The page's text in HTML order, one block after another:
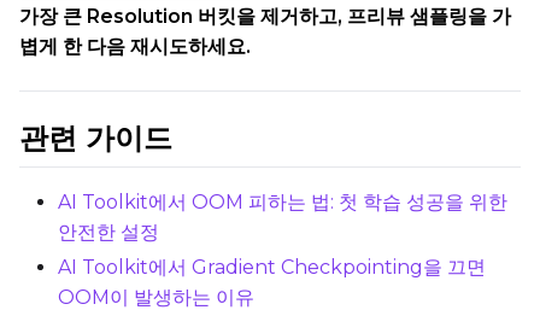
가장 큰 Resolution 버킷을 제거하고, 프리뷰 샘플링을 가
볍게 한 다음 재시도하세요.
관련 가이드
AI Toolkit에서 OOM 피하는 법: 첫 학습 성공을 위한
안전한 설정
AI Toolkit에서 Gradient Checkpointing을 끄면
OOM이 발생하는 이유